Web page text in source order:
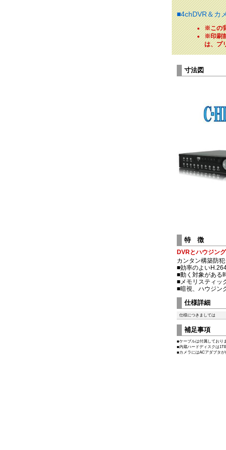
■4chDVR＆カ
※この
※印刷
は、プ
寸法図
特 徴
DVRとハウジン
カンタン構築防犯
■効率のよい
■動く対象がある
■メモリスティッ
■暗視、ハウジン
仕様詳細
仕様につきましては
補足事項
■ケーブルは付属しており
■内蔵ハードディスクは
■カメラにはACアダプタが